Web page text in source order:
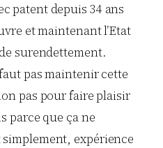
patent depuis 34 ans
et maintenant l’Etat
surendettement.
pas maintenir cette
pas pour faire plaisir
parce que ça ne
expérience